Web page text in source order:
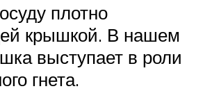
плотно
крышкой. В нашем
выступает в роли
гнета.